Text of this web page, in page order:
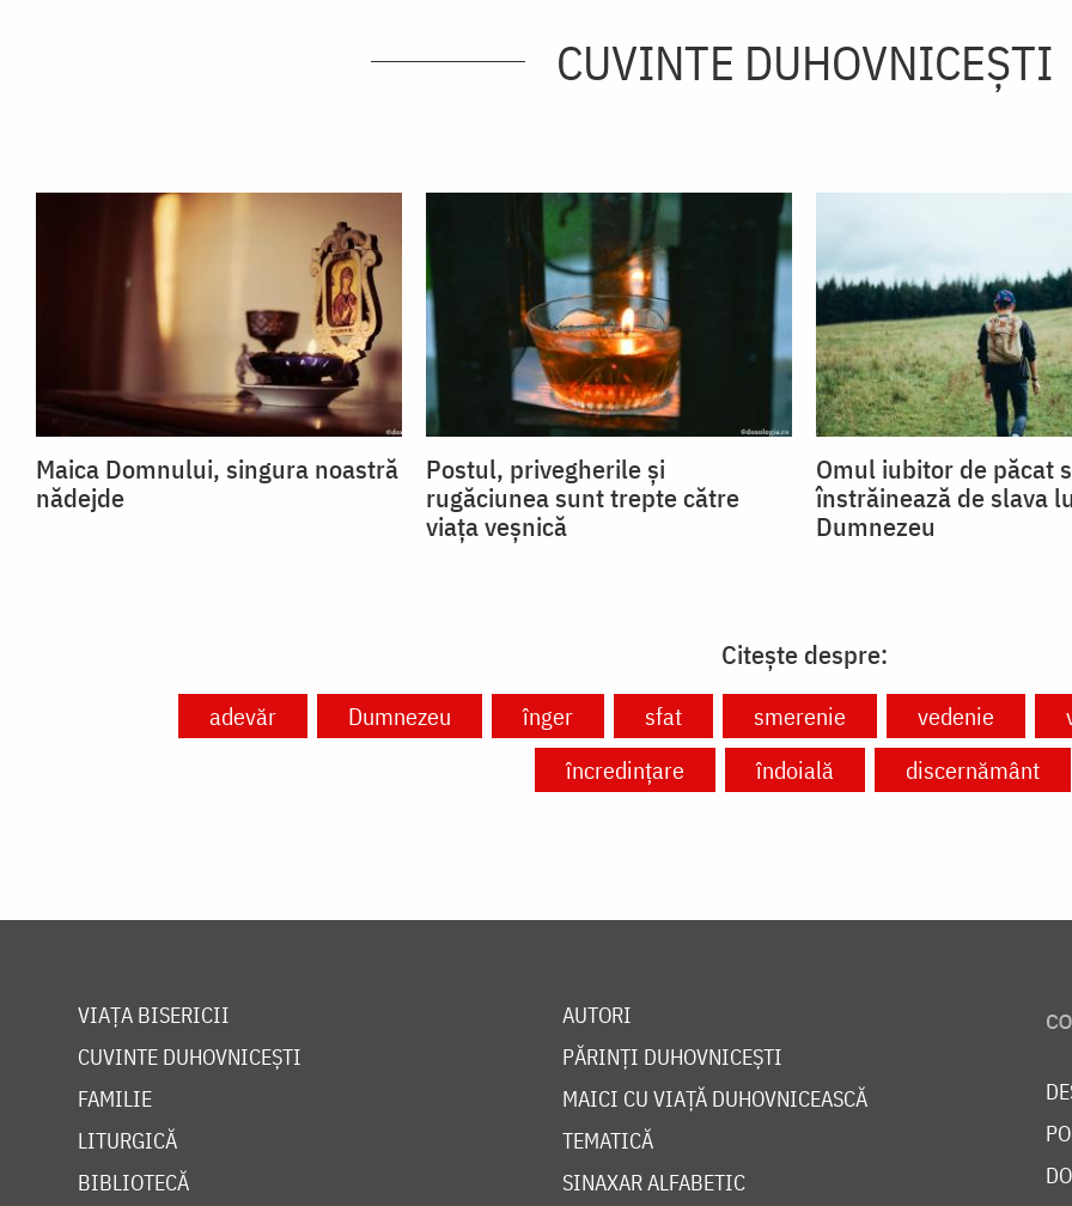
CUVINTE DUHOVNICEȘTI
Maica Domnului, singura noastră
nădejde
Postul, privegherile și
rugăciunea sunt trepte către
viața veșnică
Omul iubitor de păcat
înstrăinează de slava
Dumnezeu
Citește despre:
adevăr Dumnezeu înger sfat smerenie vedenie
încredințare
îndoială discernământ
VIAȚA BISERICII
CUVINTE DUHOVNICEȘTI
FAMILIE
LITURGICĂ
BIBLIOTECĂ
AUTORI
PĂRINȚI DUHOVNICEȘTI
MAICI CU VIAȚĂ DUHOVNICEASCĂ
TEMATICĂ
SINAXAR ALFABETIC